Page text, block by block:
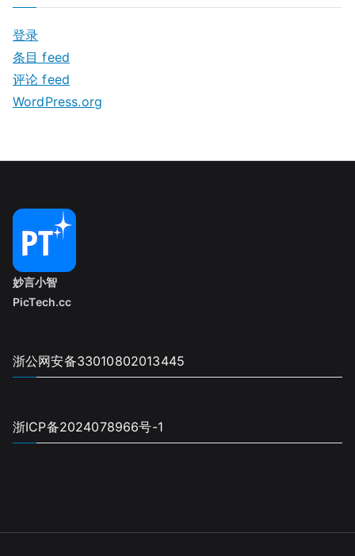
登录
条目 feed
评论 feed
WordPress.org
妙言小智
PicTech.cc
浙公网安备33010802013445
浙ICP备2024078966号-1